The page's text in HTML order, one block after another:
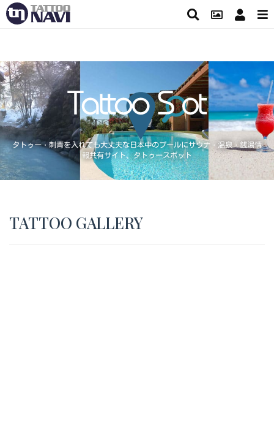
タトゥー・刺青を入れても大丈夫な日本中のプールにサウナ・温泉・銭湯情
報共有サイト、タトゥースポット
TATTOO GALLERY